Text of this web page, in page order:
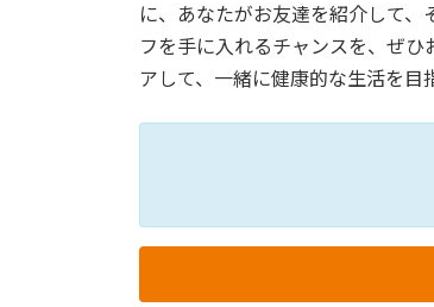
に、あなたがお友達を紹介して
フを手に入れるチャンスを、ぜ
アして、一緒に健康的な生活を目